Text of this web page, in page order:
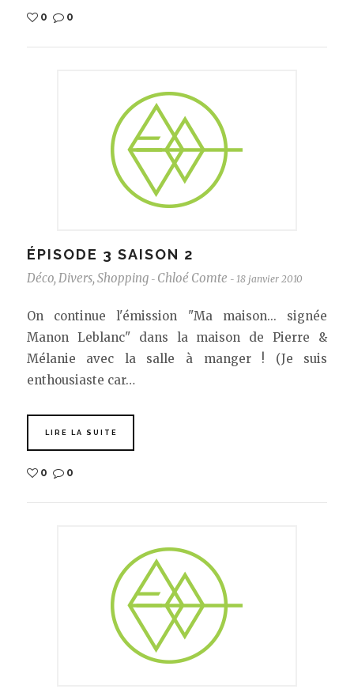
0 0
ÉPISODE 3 SAISON 2
Déco, Divers, Shopping - Chloé Comte - 18 janvier 2010
On continue l'émission "Ma maison... signée
Manon Leblanc" dans la maison de Pierre &
Mélanie avec la salle à manger ! (Je suis
enthousiaste car…
LIRE LA SUITE
0 0